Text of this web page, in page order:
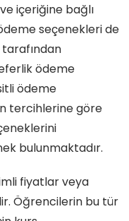
içeriğine bağlı
seçenekleri de
ödeme
ödeme
tercihlerine göre
bulunmaktadır.
fiyatlar veya
Öğrencilerin bu tür